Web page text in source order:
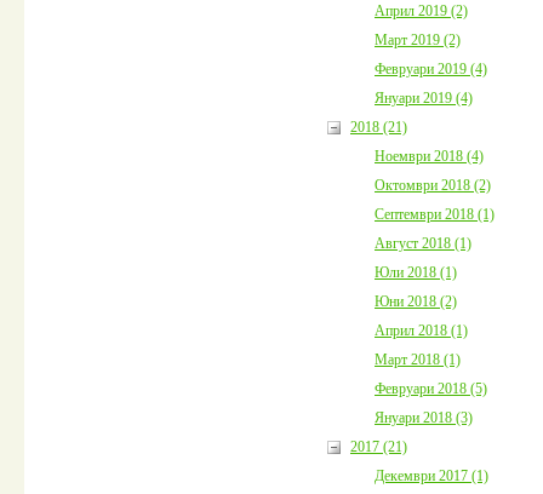
Април 2019 (2)
Март 2019 (2)
Февруари 2019 (4)
Януари 2019 (4)
2018 (21)
Ноември 2018 (4)
Октомври 2018 (2)
Септември 2018 (1)
Август 2018 (1)
Юли 2018 (1)
Юни 2018 (2)
Април 2018 (1)
Март 2018 (1)
Февруари 2018 (5)
Януари 2018 (3)
2017 (21)
Декември 2017 (1)